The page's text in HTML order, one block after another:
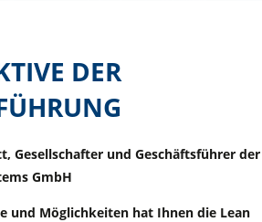
DER
Gesellschafter und Geschäftsführer der
GmbH
und Möglichkeiten hat Ihnen die Lean